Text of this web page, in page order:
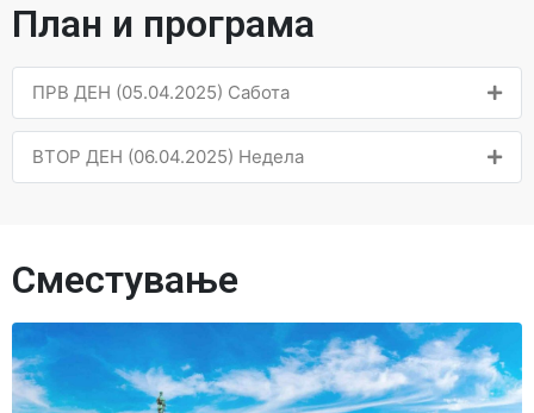
План и програма
ПРВ ДЕН (05.04.2025) Сабота
ВТОР ДЕН (06.04.2025) Недела
Сместување